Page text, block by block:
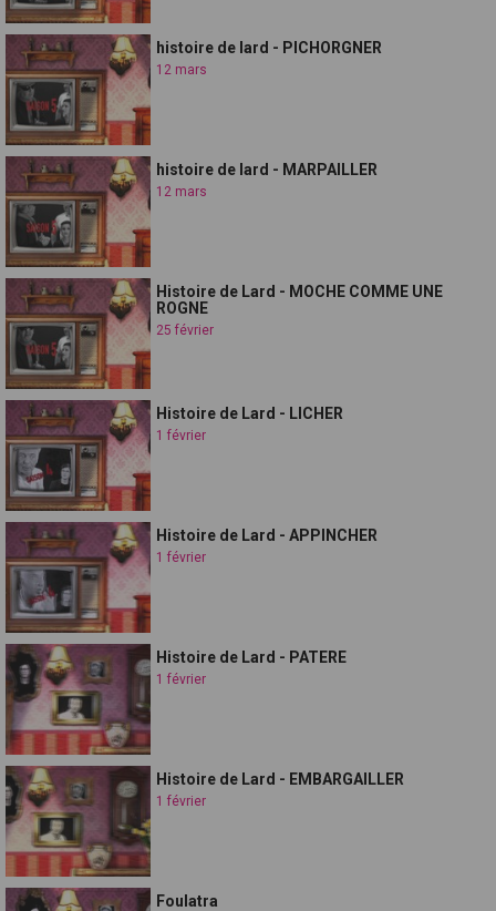
histoire de lard - PICHORGNER
12 mars
histoire de lard - MARPAILLER
12 mars
Histoire de Lard - MOCHE COMME UNE
ROGNE
25 février
Histoire de Lard - LICHER
1 février
Histoire de Lard - APPINCHER
1 février
Histoire de Lard - PATERE
1 février
Histoire de Lard - EMBARGAILLER
1 février
Foulatra